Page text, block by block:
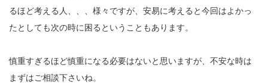
るほど考える人、、、様々ですが、安易に考えると今回はよかっ
たとしても次の時に困るということもあります。
慎重すぎるほど慎重になる必要はないと思いますが、不安な時は
まずはご相談下さいね。